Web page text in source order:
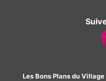
Les Bons Plans du